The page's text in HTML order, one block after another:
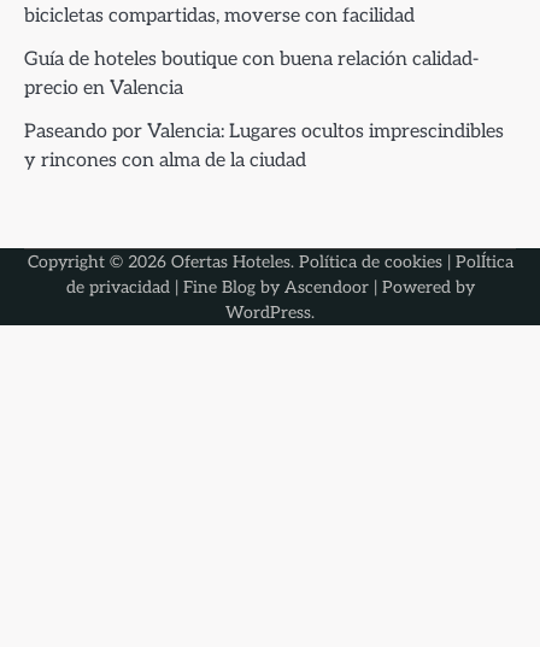
bicicletas compartidas, moverse con facilidad
Guía de hoteles boutique con buena relación calidad-
precio en Valencia
Paseando por Valencia: Lugares ocultos imprescindibles
y rincones con alma de la ciudad
Copyright © 2026 Ofertas Hoteles. Política de cookies| PolÍtica
de privacidad| Fine Blog by Ascendoor| Powered by
WordPress.